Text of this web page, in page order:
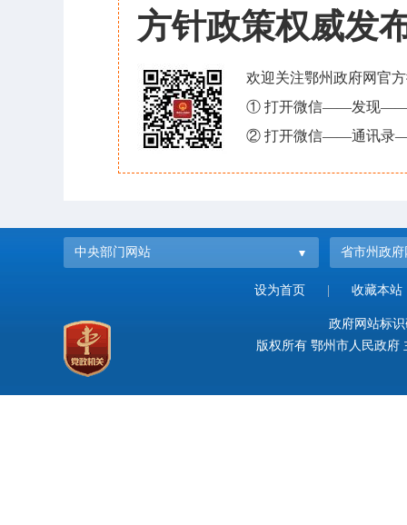
方针政策权威发
欢迎关注鄂州政府网官
① 打开微信——发现——
② 打开微信——通讯录
中央部门网站 省市州政府
设为首页 收藏本站
政府网站标
版权所有 鄂州市人民政府